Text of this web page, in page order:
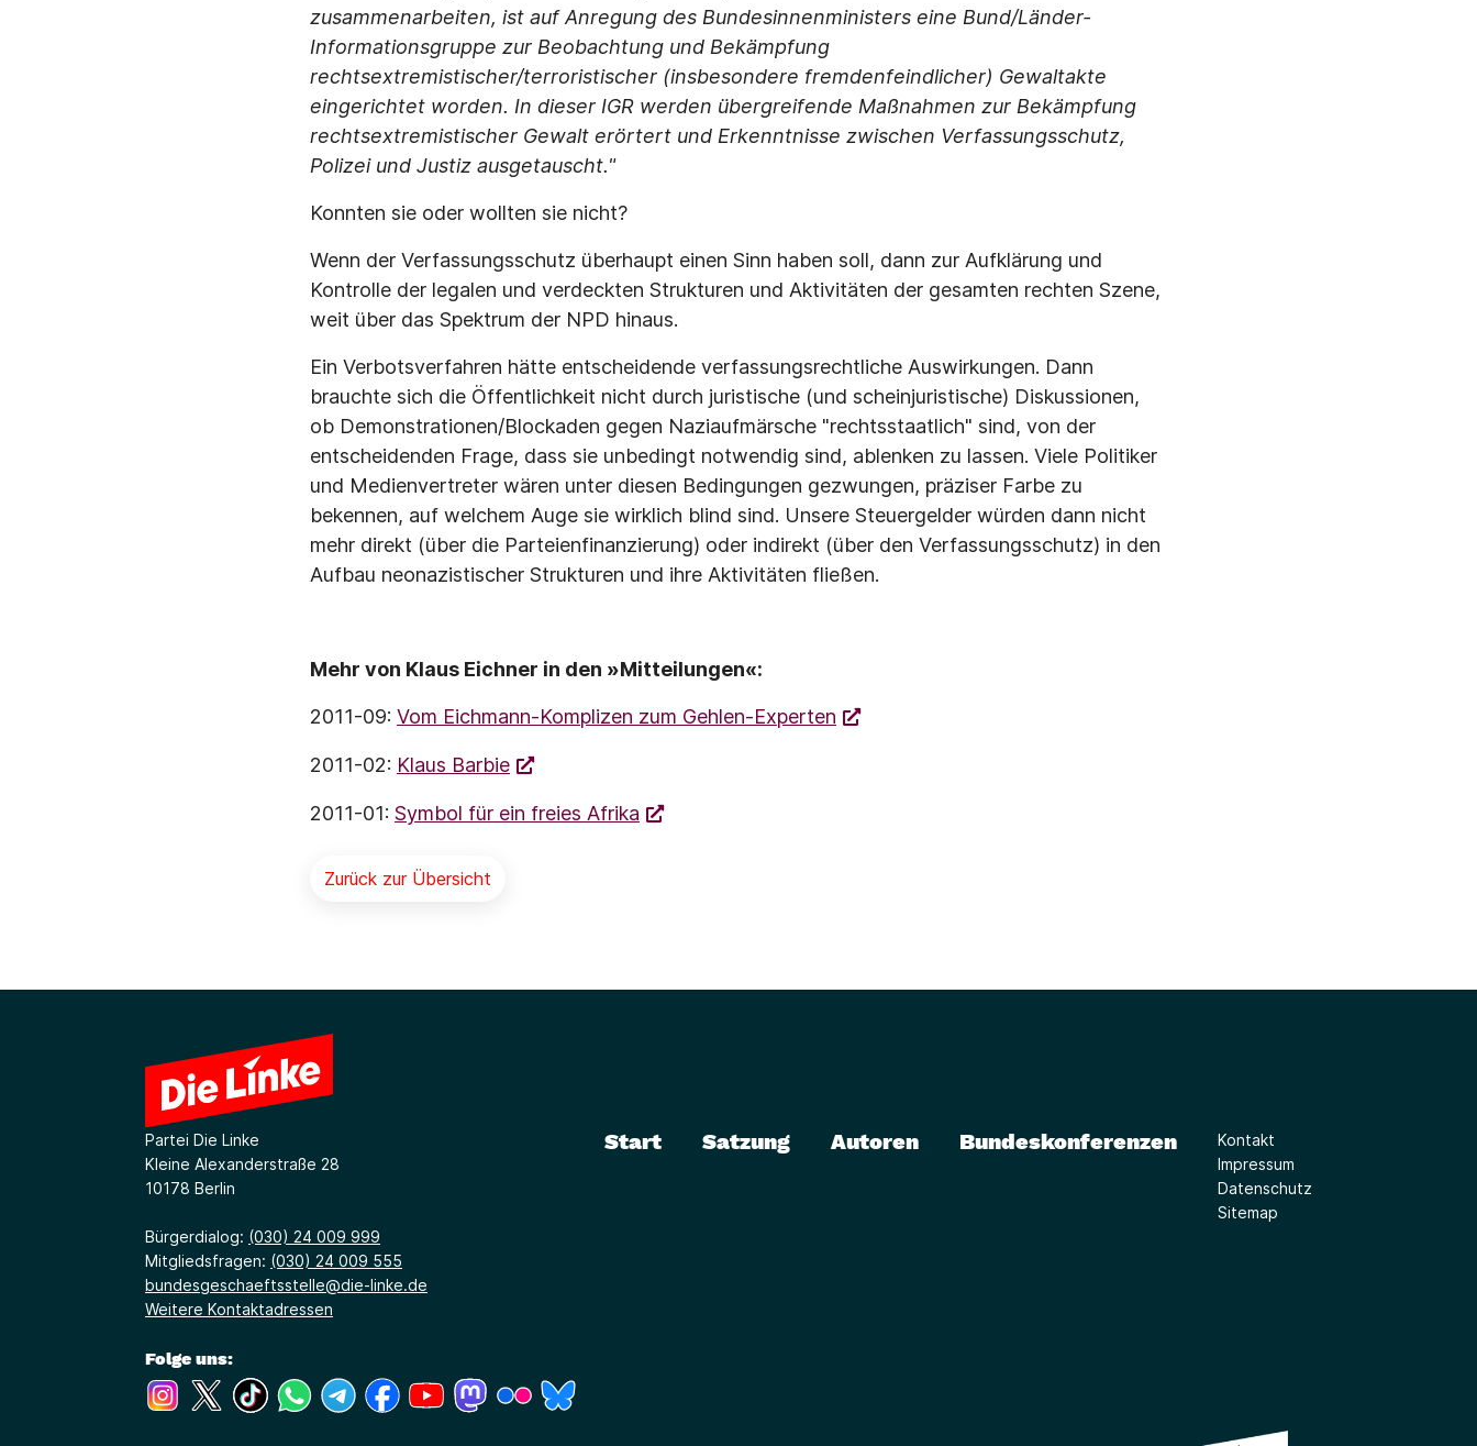
zusammenarbeiten, ist auf Anregung des Bundesinnenministers eine Bund/Länder-
Informationsgruppe zur Beobachtung und Bekämpfung
rechtsextremistischer/terroristischer (insbesondere fremdenfeindlicher) Gewaltakte
eingerichtet worden. In dieser IGR werden übergreifende Maßnahmen zur Bekämpfung
rechtsextremistischer Gewalt erörtert und Erkenntnisse zwischen Verfassungsschutz,
Polizei und Justiz ausgetauscht."
Konnten sie oder wollten sie nicht?
Wenn der Verfassungsschutz überhaupt einen Sinn haben soll, dann zur Aufklärung und
Kontrolle der legalen und verdeckten Strukturen und Aktivitäten der gesamten rechten Szene,
weit über das Spektrum der NPD hinaus.
Ein Verbotsverfahren hätte entscheidende verfassungsrechtliche Auswirkungen. Dann
brauchte sich die Öffentlichkeit nicht durch juristische (und scheinjuristische) Diskussionen,
ob Demonstrationen/Blockaden gegen Naziaufmärsche "rechtsstaatlich" sind, von der
entscheidenden Frage, dass sie unbedingt notwendig sind, ablenken zu lassen. Viele Politiker
und Medienvertreter wären unter diesen Bedingungen gezwungen, präziser Farbe zu
bekennen, auf welchem Auge sie wirklich blind sind. Unsere Steuergelder würden dann nicht
mehr direkt (über die Parteienfinanzierung) oder indirekt (über den Verfassungsschutz) in den
Aufbau neonazistischer Strukturen und ihre Aktivitäten fließen.
Mehr von Klaus Eichner in den »Mitteilungen«:
2011-09: Vom Eichmann-Komplizen zum Gehlen-Experten
2011-02: Klaus Barbie
2011-01: Symbol für ein freies Afrika
Zurück zur Übersicht
Partei Die Linke
Kleine Alexanderstraße 28
10178 Berlin
Bürgerdialog: (030) 24 009 999
Mitgliedsfragen: (030) 24 009 555
bundesgeschaeftsstelle@die-linke.de
Weitere Kontaktadressen
Folge uns:
(Link öffnet ein neues Fenster)
(Link öffnet ein neues Fenster)
(Link öffnet ein neues Fenster)
(Link öffnet ein neues Fenster)
(Link öffnet ein neues Fenster)
(Link öffnet ein neues Fenster)
(Link öffnet ein neues Fenster)
(Link öffnet ein neues Fenster)
(Link öffnet ein neues Fenster)
Start Satzung Autoren Bundeskonferenzen
Kontakt
Impressum
Datenschutz
Sitemap